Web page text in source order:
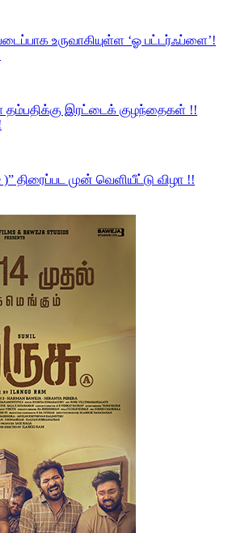
உருவாகியுள்ள ‘ஓ பட்டர்ஃப்ளை’!
தம்பதிக்கு இரட்டைக் குழந்தைகள் !!
திரைப்பட முன் வெளியீட்டு விழா !!